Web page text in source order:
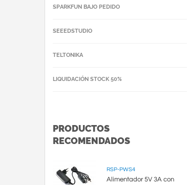
SPARKFUN BAJO PEDIDO
SEEEDSTUDIO
TELTONIKA
LIQUIDACIÓN STOCK 50%
PRODUCTOS
RECOMENDADOS
RSP-PWS4
Alimentador 5V 3A con